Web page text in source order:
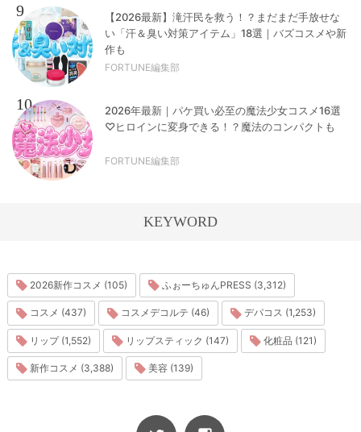
9
【2026最新】滝汗民を救う！？まだまだ手放せな
い「汗＆臭い対策アイテム」18選｜バズコスメや新
作も
FORTUNE編集部
10
2026年最新｜パケ買い必至の魔法少女コスメ16選
♡ヒロインに変身できる！？魔法のコンパクトも
FORTUNE編集部
KEYWORD
2026新作コスメ (105) ふぉーちゅんPRESS (3,312)
コスメ (437) コスメデコルテ (46) デパコス (1,253)
リップ (1,552) リップスティック (147) 化粧品 (121)
新作コスメ (3,388) 美容 (139)